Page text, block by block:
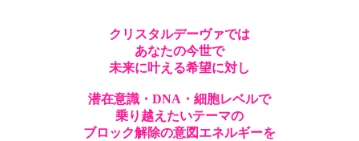
クリスタルデーヴァでは
あなたの今世で
未来に叶える希望に対し
潜在意識・DNA・細胞レベルで
乗り越えたいテーマの
ブロック解除の意図エネルギーを